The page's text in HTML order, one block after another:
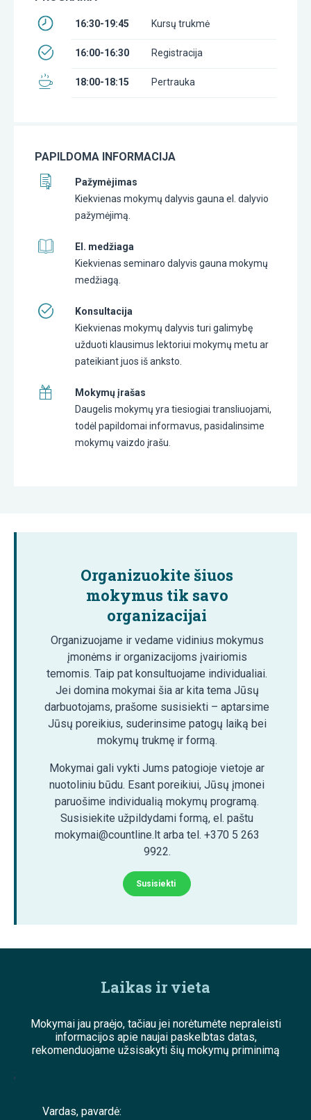
16:30-19:45 Kursų trukmė
16:00-16:30 Registracija
18:00-18:15 Pertrauka
PAPILDOMA INFORMACIJA
Pažymėjimas
Kiekvienas mokymų dalyvis gauna el. dalyvio
pažymėjimą.
El. medžiaga
Kiekvienas seminaro dalyvis gauna mokymų
medžiagą.
Konsultacija
Kiekvienas mokymų dalyvis turi galimybę
užduoti klausimus lektoriui mokymų metu ar
pateikiant juos iš anksto.
Mokymų įrašas
Daugelis mokymų yra tiesiogiai transliuojami,
todėl papildomai informavus, pasidalinsime
mokymų vaizdo įrašu.
Organizuokite šiuos
mokymus tik savo
organizacijai
Organizuojame ir vedame vidinius mokymus
įmonėms ir organizacijoms įvairiomis
temomis. Taip pat konsultuojame individualiai.
Jei domina mokymai šia ar kita tema Jūsų
darbuotojams, prašome susisiekti – aptarsime
Jūsų poreikius, suderinsime patogų laiką bei
mokymų trukmę ir formą.
Mokymai gali vykti Jums patogioje vietoje ar
nuotoliniu būdu. Esant poreikiui, Jūsų įmonei
paruošime individualią mokymų programą.
Susisiekite užpildydami formą, el. paštu
mokymai@countline.lt arba tel. +370 5 263
9922.
Susisiekti
Laikas ir vieta
Mokymai jau praėjo, tačiau jei norėtumėte nepraleisti
informacijos apie naujai paskelbtas datas,
rekomenduojame užsisakyti šių mokymų priminimą
;
Vardas, pavardė: